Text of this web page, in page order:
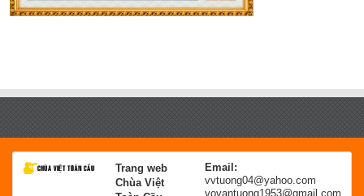
Trang web
Chùa Việt
Email:
vvtuong04@yahoo.com
vovantuong1953@gmail.com